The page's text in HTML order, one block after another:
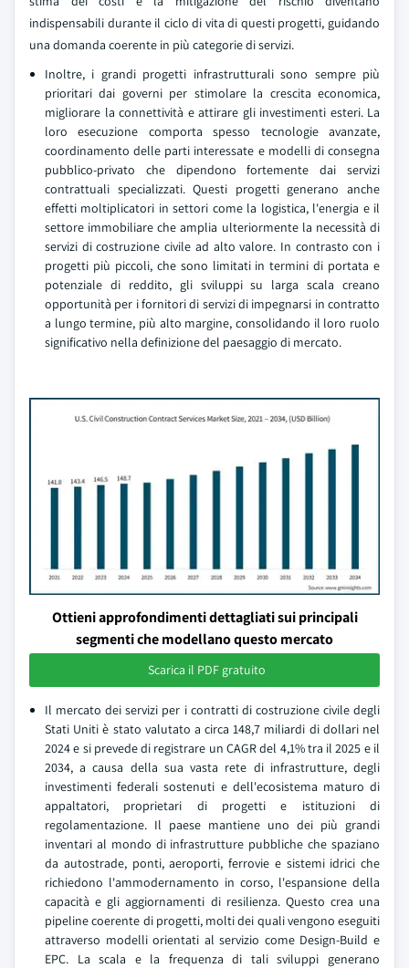
indispensabili durante il ciclo di vita di questi progetti, guidando
una domanda coerente in più categorie di servizi.
Inoltre, i grandi progetti infrastrutturali sono sempre più
prioritari dai governi per stimolare la crescita economica,
migliorare la connettività e attirare gli investimenti esteri. La
loro esecuzione comporta spesso tecnologie avanzate,
coordinamento delle parti interessate e modelli di consegna
pubblico-privato che dipendono fortemente dai servizi
contrattuali specializzati. Questi progetti generano anche
effetti moltiplicatori in settori come la logistica, l'energia e il
settore immobiliare che amplia ulteriormente la necessità di
servizi di costruzione civile ad alto valore. In contrasto con i
progetti più piccoli, che sono limitati in termini di portata e
potenziale di reddito, gli sviluppi su larga scala creano
opportunità per i fornitori di servizi di impegnarsi in contratto
a lungo termine, più alto margine, consolidando il loro ruolo
significativo nella definizione del paesaggio di mercato.
Ottieni approfondimenti dettagliati sui principali
segmenti che modellano questo mercato
Scarica il PDF gratuito
Il mercato dei servizi per i contratti di costruzione civile degli
Stati Uniti è stato valutato a circa 148,7 miliardi di dollari nel
2024 e si prevede di registrare un CAGR del 4,1% tra il 2025 e il
2034, a causa della sua vasta rete di infrastrutture, degli
investimenti federali sostenuti e dell'ecosistema maturo di
appaltatori, proprietari di progetti e istituzioni di
regolamentazione. Il paese mantiene uno dei più grandi
inventari al mondo di infrastrutture pubbliche che spaziano
da autostrade, ponti, aeroporti, ferrovie e sistemi idrici che
richiedono l'ammodernamento in corso, l'espansione della
capacità e gli aggiornamenti di resilienza. Questo crea una
pipeline coerente di progetti, molti dei quali vengono eseguiti
attraverso modelli orientati al servizio come Design-Build e
EPC. La scala e la frequenza di tali sviluppi generano